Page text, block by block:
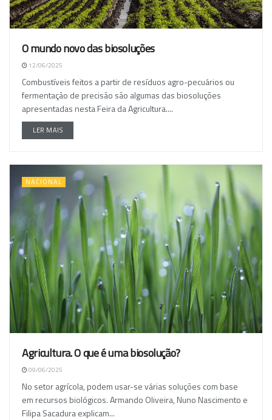
O mundo novo das biosoluções
12/06/2025
Combustíveis feitos a partir de resíduos agro-pecuários ou
fermentação de precisão são algumas das biosoluções
apresentadas nesta Feira da Agricultura....
LER MAIS
NACIONAL
Agricultura. O que é uma biosolução?
09/06/2025
No setor agrícola, podem usar-se várias soluções com base
em recursos biológicos. Armando Oliveira, Nuno Nascimento e
Filipa Sacadura explicam...